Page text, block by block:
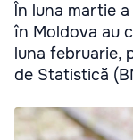
În luna martie
în Moldova au
luna februarie,
de Statistică